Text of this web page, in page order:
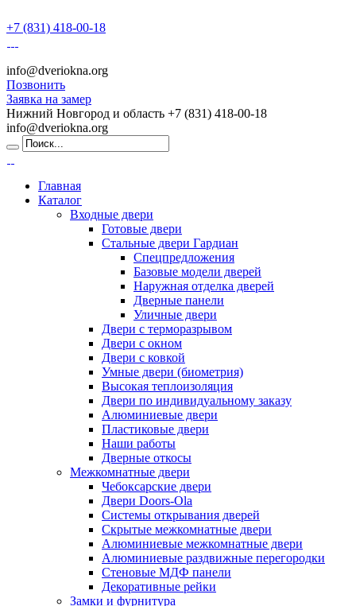
+7 (831) 418-00-18
info@dveriokna.org
Позвонить
Заявка на замер
Нижний Новгород и область +7 (831) 418-00-18
info@dveriokna.org
Главная
Каталог
Входные двери
Готовые двери
Стальные двери Гардиан
Спецпредложения
Базовые модели дверей
Наружная отделка дверей
Дверные панели
Уличные двери
Двери с терморазрывом
Двери с окном
Двери с ковкой
Умные двери (биометрия)
Высокая теплоизоляция
Двери по индивидуальному заказу
Алюминиевые двери
Пластиковые двери
Наши работы
Дверные откосы
Межкомнатные двери
Чебоксарские двери
Двери Doors-Ola
Системы открывания дверей
Скрытые межкомнатные двери
Алюминиевые межкомнатные двери
Алюминиевые раздвижные перегородки
Стеновые МДФ панели
Декоративные рейки
Замки и фурнитура